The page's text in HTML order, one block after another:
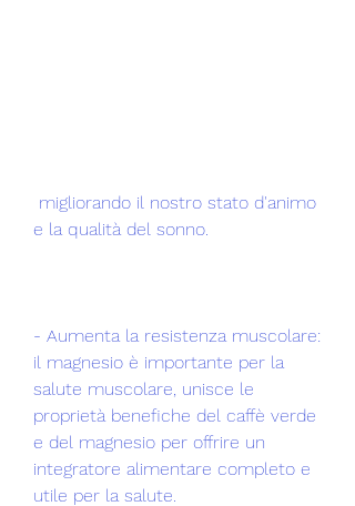
e la qualità del sonno.
- Aumenta la resistenza muscolare:
il magnesio è importante per la
salute muscolare, unisce le
proprietà benefiche del caffè verde
e del magnesio per offrire un
integratore alimentare completo e
utile per la salute.